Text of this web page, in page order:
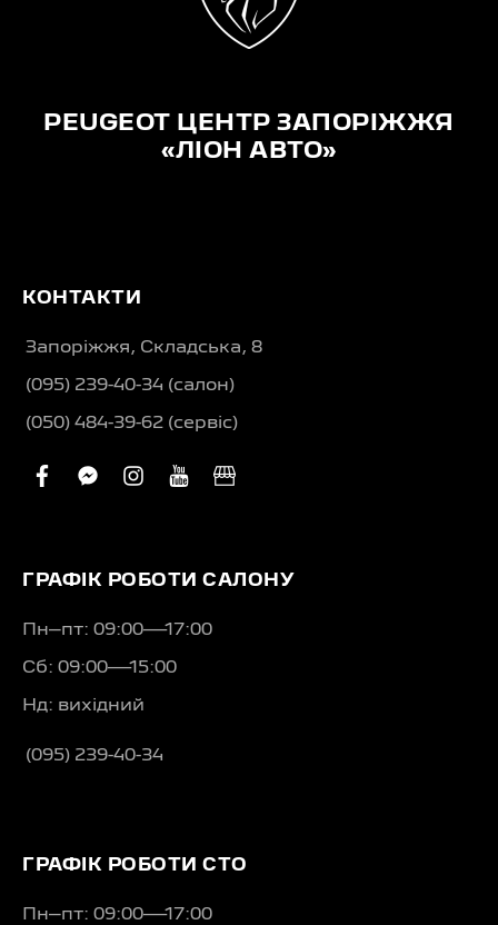
PEUGEOT ЦЕНТР ЗАПОРІЖЖЯ
«ЛІОН АВТО»
КОНТАКТИ
Запоріжжя, Складська, 8
(095) 239-40-34 (салон)
(050) 484-39-62 (сервіс)
facebook
facebook-
instagram
youtube
business
ГРАФІК РОБОТИ САЛОНУ
Пн–пт: 09:00—17:00
Сб: 09:00—15:00
Нд: вихідний
(095) 239-40-34
ГРАФІК РОБОТИ СТО
Пн–пт: 09:00—17:00